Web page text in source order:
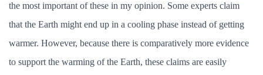
the most important of these in my opinion. Some experts claim
that the Earth might end up in a cooling phase instead of getting
warmer. However, because there is comparatively more evidence
to support the warming of the Earth, these claims are easily